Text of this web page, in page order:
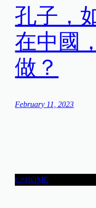
孔子，
在中國
做？
February 11, 2023
👉HOME